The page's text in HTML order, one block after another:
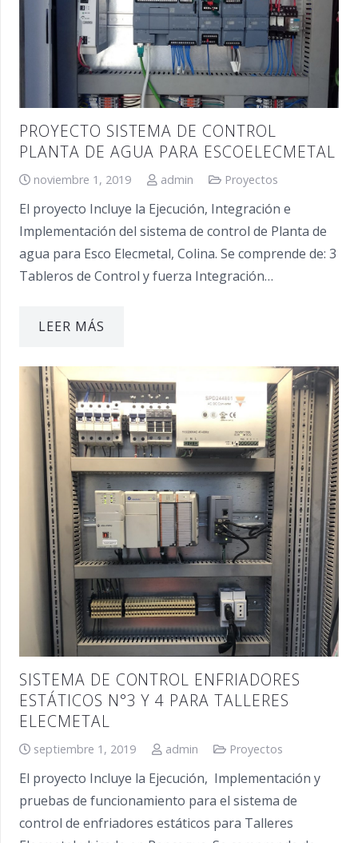
PROYECTO SISTEMA DE CONTROL
PLANTA DE AGUA PARA ESCOELECMETAL
noviembre 1, 2019 admin Proyectos
El proyecto Incluye la Ejecución, Integración e
Implementación del sistema de control de Planta de
agua para Esco Elecmetal, Colina. Se comprende de: 3
Tableros de Control y fuerza Integración…
LEER MÁS
SISTEMA DE CONTROL ENFRIADORES
ESTÁTICOS N°3 Y 4 PARA TALLERES
ELECMETAL
septiembre 1, 2019 admin Proyectos
El proyecto Incluye la Ejecución, Implementación y
pruebas de funcionamiento para el sistema de
control de enfriadores estáticos para Talleres